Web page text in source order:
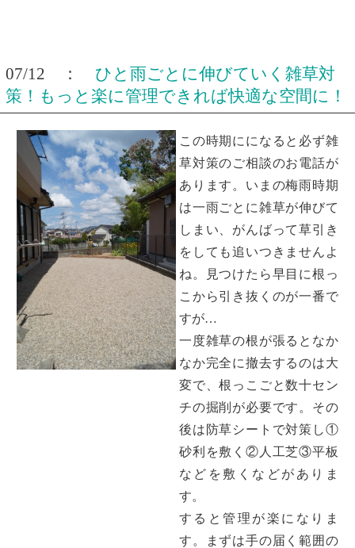
07/12 ： ひと雨ごとに伸びていく雑草対
策！もっと楽に管理できれば快適な空間に！
この時期にになると必ず雑
草対策のご相談のお電話が
あります。いまの梅雨時期
は一雨ごとに雑草が伸びて
しまい、がんばって草引き
をしても追いつきませんよ
ね。見つけたら早目に根っ
こから引き抜くのが一番で
すが…
一度雑草の根が張るとなか
なか完全に撤去するのは大
変で、根っこごと数十セン
チの掘削が必要です。その
後は防草シートで対策し①
砂利を敷く②人工芝③平板
などを敷くなどがありま
す。
すると管理が楽になりま
す。まずは手の届く範囲の